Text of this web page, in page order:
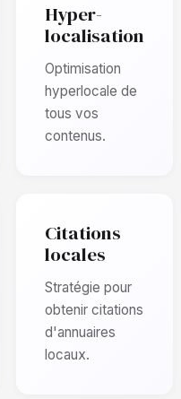
Hyper-
localisation
Optimisation
hyperlocale de
tous vos
contenus.
Citations
locales
Stratégie pour
obtenir citations
d'annuaires
locaux.